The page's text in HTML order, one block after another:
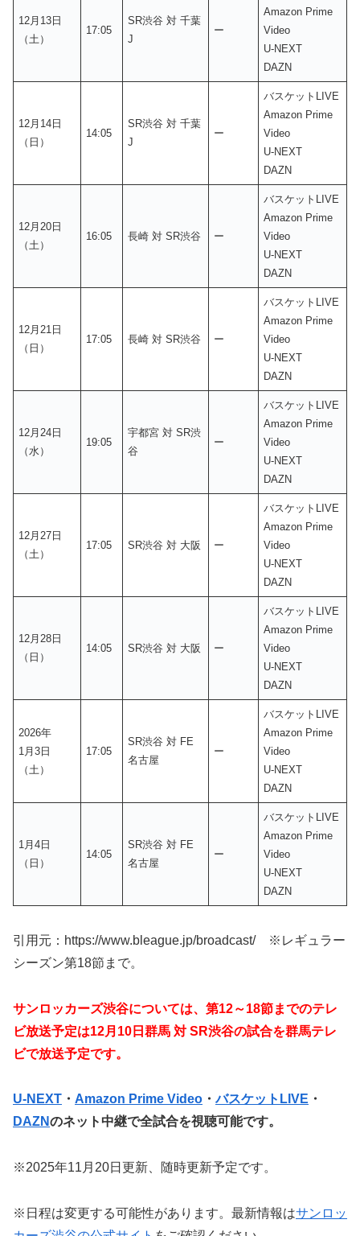
12月13日
（土）
17:05
SR渋谷 対 千葉
J
ー
Amazon Prime
Video
U-NEXT
DAZN
12月14日
（日）
14:05
SR渋谷 対 千葉
J
ー
バスケットLIVE
Amazon Prime
Video
U-NEXT
DAZN
12月20日
（土）
16:05 長崎 対 SR渋谷 ー
バスケットLIVE
Amazon Prime
Video
U-NEXT
DAZN
12月21日
（日）
17:05 長崎 対 SR渋谷 ー
バスケットLIVE
Amazon Prime
Video
U-NEXT
DAZN
12月24日
（水）
19:05
宇都宮 対 SR渋
谷
ー
バスケットLIVE
Amazon Prime
Video
U-NEXT
DAZN
12月27日
（土）
17:05 SR渋谷 対 大阪 ー
バスケットLIVE
Amazon Prime
Video
U-NEXT
DAZN
12月28日
（日）
14:05 SR渋谷 対 大阪 ー
バスケットLIVE
Amazon Prime
Video
U-NEXT
DAZN
2026年
1月3日
（土）
17:05
SR渋谷 対 FE
名古屋
ー
バスケットLIVE
Amazon Prime
Video
U-NEXT
DAZN
1月4日
（日）
14:05
SR渋谷 対 FE
名古屋
ー
バスケットLIVE
Amazon Prime
Video
U-NEXT
DAZN
引用元：https://www.bleague.jp/broadcast/ ※レギュラー
シーズン第18節まで。
サンロッカーズ渋谷については、第12～18節までのテレ
ビ放送予定は12月10日群馬 対 SR渋谷の試合を群馬テレ
ビで放送予定です。
U-NEXT ・ Amazon Prime Video ・バスケットLIVE ・
DAZNのネット中継で全試合を視聴可能です。
※2025年11月20日更新、随時更新予定です。
※日程は変更する可能性があります。最新情報はサンロッ